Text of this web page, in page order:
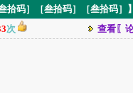
拾码］［叁拾码］［叁拾码］
次 查看〖